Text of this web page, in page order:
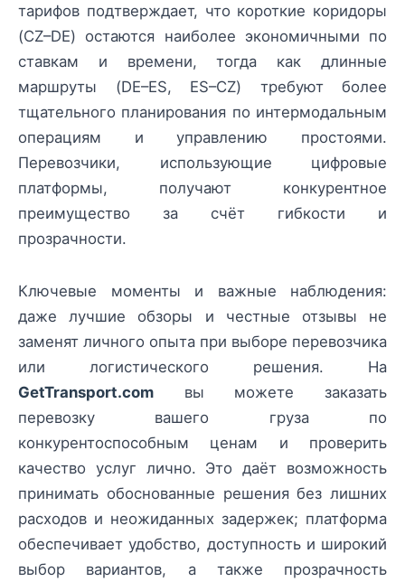
тарифов подтверждает, что короткие коридоры
(CZ–DE) остаются наиболее экономичными по
ставкам и времени, тогда как длинные
маршруты (DE–ES, ES–CZ) требуют более
тщательного планирования по интермодальным
операциям и управлению простоями.
Перевозчики, использующие цифровые
платформы, получают конкурентное
преимущество за счёт гибкости и
прозрачности.
Ключевые моменты и важные наблюдения:
даже лучшие обзоры и честные отзывы не
заменят личного опыта при выборе перевозчика
или логистического решения. На
GetTransport.com вы можете заказать
перевозку вашего груза по
конкурентоспособным ценам и проверить
качество услуг лично. Это даёт возможность
принимать обоснованные решения без лишних
расходов и неожиданных задержек; платформа
обеспечивает удобство, доступность и широкий
выбор вариантов, а также прозрачность